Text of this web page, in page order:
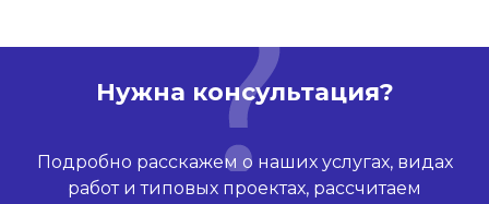
Нужна консультация?
Подробно расскажем о наших услугах, видах
работ и типовых проектах, рассчитаем